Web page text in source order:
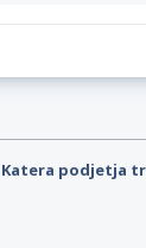
Katera podjetja